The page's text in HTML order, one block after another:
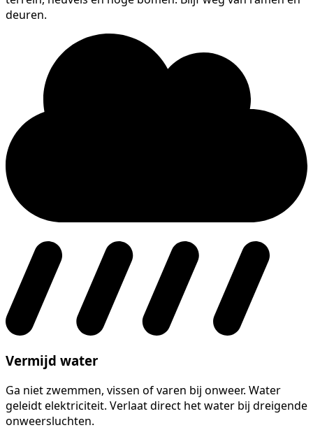
deuren.
Vermijd water
Ga niet zwemmen, vissen of varen bij onweer. Water
geleidt elektriciteit. Verlaat direct het water bij dreigende
onweersluchten.